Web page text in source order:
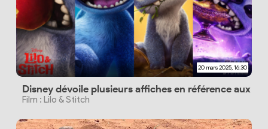
20 mars 2025, 16:30
Disney dévoile plusieurs affiches en référence aux
Film : Lilo & Stitch